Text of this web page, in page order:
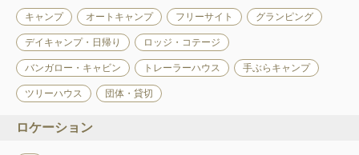
キャンプ オートキャンプ フリーサイト グランピング
デイキャンプ・日帰り ロッジ・コテージ
バンガロー・キャビン トレーラーハウス 手ぶらキャンプ
ツリーハウス 団体・貸切
ロケーション